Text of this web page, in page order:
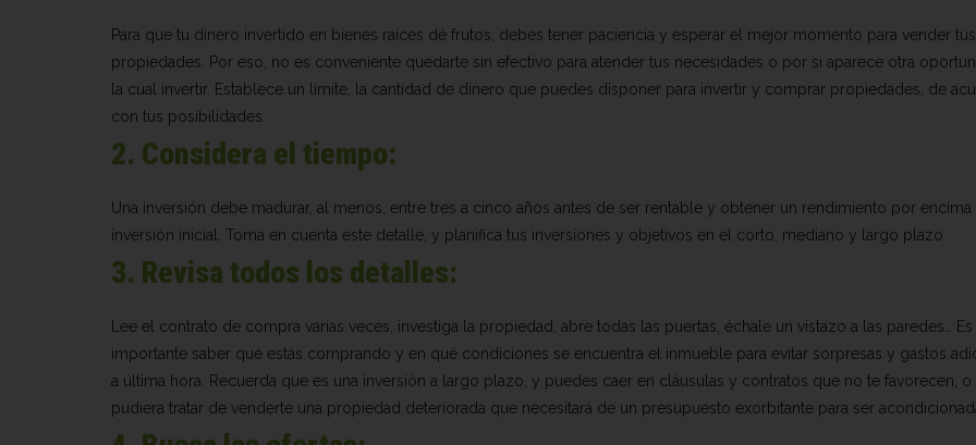
Para que tu dinero invertido en bienes raíces dé frutos, debes tener paciencia y esperar el mejor momento para vender tus
propiedades. Por eso, no es conveniente quedarte sin efectivo para atender tus necesidades o por si aparece otra
la cual invertir. Establece un límite, la cantidad de dinero que puedes disponer para invertir y comprar propiedades, de
con tus posibilidades.
2. Considera el tiempo:
Una inversión debe madurar, al menos, entre tres a cinco años antes de ser rentable y obtener un rendimiento por encima
inversión inicial. Toma en cuenta este detalle, y planifica tus inversiones y objetivos en el corto, mediano y largo plazo.
3. Revisa todos los detalles:
Lee el contrato de compra varias veces, investiga la propiedad, abre todas las puertas, échale un vistazo a las paredes… Es
importante saber qué estás comprando y en qué condiciones se encuentra el inmueble para evitar sorpresas y gastos
a última hora. Recuerda que es una inversión a largo plazo, y puedes caer en cláusulas y contratos que no te favorecen, o
pudiera tratar de venderte una propiedad deteriorada que necesitará de un presupuesto exorbitante para ser